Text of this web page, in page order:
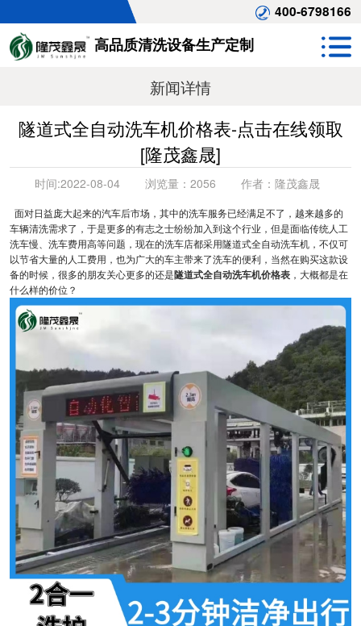
400-6798166
高品质清洗设备生产定制
新闻详情
隧道式全自动洗车机价格表-点击在线领取
[隆茂鑫晟]
时间:2022-08-04 浏览量： 2056 作者： 隆茂鑫晟
面对日益庞大起来的汽车后市场，其中的洗车服务已经满足不了，越来越多的
车辆清洗需求了，于是更多的有志之士纷纷加入到这个行业，但是面临传统人工
洗车慢、洗车费用高等问题，现在的洗车店都采用隧道式全自动洗车机，不仅可
以节省大量的人工费用，也为广大的车主带来了洗车的便利，当然在购买这款设
备的时候，很多的朋友关心更多的还是隧道式全自动洗车机价格表，大概都是在
什么样的价位？